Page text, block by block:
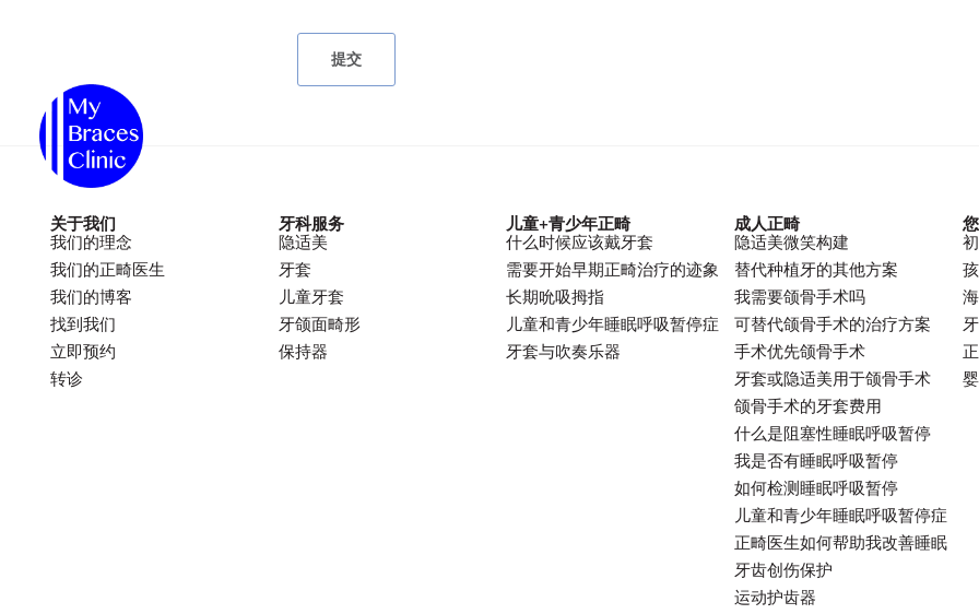
关于我们
我们的理念
我们的正畸医生
我们的博客
找到我们
立即预约
转诊
牙科服务
隐适美
牙套
儿童牙套
牙颌面畸形
保持器
儿童+青少年正畸
什么时候应该戴牙套
需要开始早期正畸治疗的迹象
长期吮吸拇指
儿童和青少年睡眠呼吸暂停症
牙套与吹奏乐器
成人正畸
隐适美微笑构建
替代种植牙的其他方案
我需要颌骨手术吗
可替代颌骨手术的治疗方案
手术优先颌骨手术
牙套或隐适美用于颌骨手术
颌骨手术的牙套费用
什么是阻塞性睡眠呼吸暂停
我是否有睡眠呼吸暂停
如何检测睡眠呼吸暂停
儿童和青少年睡眠呼吸暂停症
正畸医生如何帮助我改善睡眠
牙齿创伤保护
运动护齿器